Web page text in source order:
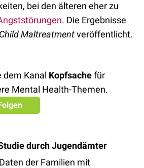
bei den älteren eher zu
. Die Ergebnisse
Child Maltreatmentveröffentlicht.
dem Kanal Kopfsachefür
Mental Health-Themen.
durch Jugendämter
der Familien mit